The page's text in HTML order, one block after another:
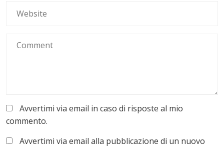
Avvertimi via email in caso di risposte al mio
commento.
Avvertimi via email alla pubblicazione di un nuovo